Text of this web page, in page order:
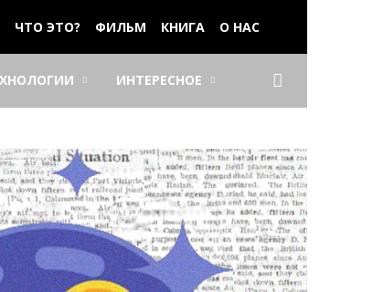
ЧТО ЭТО? ФИЛЬМ КНИГА О НАС
ИНТЕРЕСНОЕ